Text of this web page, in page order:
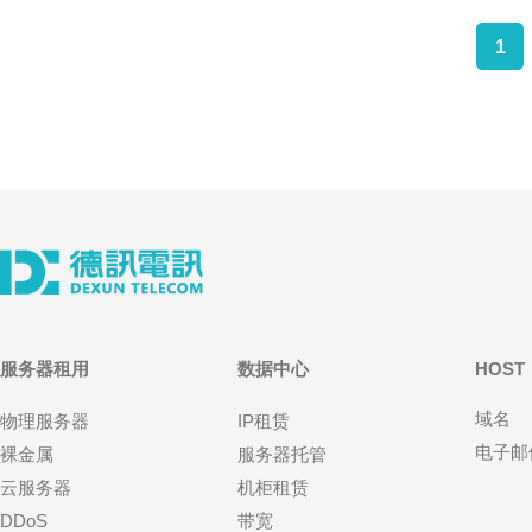
1
服务器租用
物理服务器
裸金属
云服务器
DDoS
数据中心
IP租赁
服务器托管
机柜租赁
带宽
HOST
域名
电子